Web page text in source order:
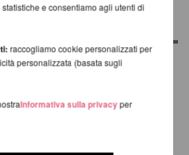
X-
X-Fly Flying Pole Pro
2,81m
incl. 21 % UST escl.
e consentiamo agli utenti di
raccogliamo cookie personalizzati per
personalizzata (basata sugli
Informativa sulla privacyper